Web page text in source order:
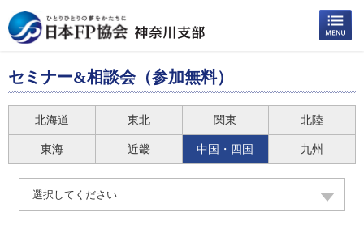
セミナー&相談会（参加無料）
北海道 東北 関東 北陸
東海 近畿 中国・四国 九州
選択してください